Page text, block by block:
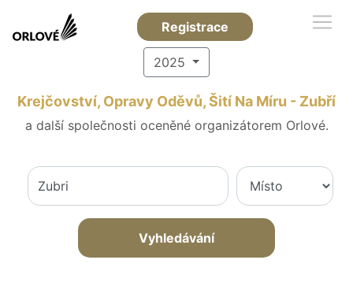
Registrace
2025
Krejčovství, Opravy Oděvů, Šití Na Míru - Zubří
a další společnosti oceněné organizátorem Orlové.
Vyhledávání